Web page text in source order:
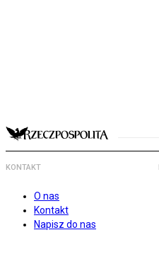
KONTAKT
O nas
Kontakt
Napisz do nas